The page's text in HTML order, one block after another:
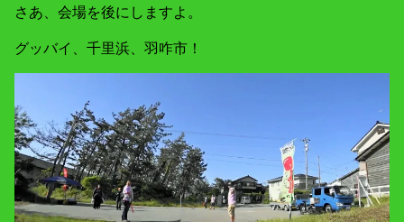
さあ、会場を後にしますよ。
グッバイ、千里浜、羽咋市！